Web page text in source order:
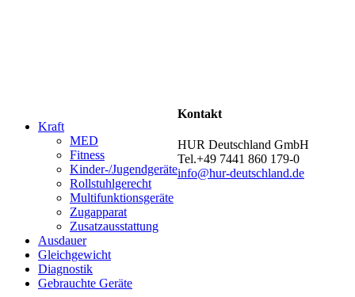
Kraft
MED
Fitness
Kinder-/Jugendgeräte
Rollstuhlgerecht
Multifunktionsgeräte
Zugapparat
Zusatzausstattung
Ausdauer
Gleichgewicht
Diagnostik
Gebrauchte Geräte
Kontakt
HUR Deutschland GmbH
Tel.+49 7441 860 179-0
info@hur-deutschland.de